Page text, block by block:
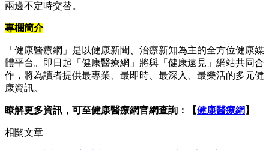
兩邊不定時交替。
專欄簡介
「健康醫療網」是以健康新聞、治療新知為主的全方位健康媒
體平台。即日起「健康醫療網」將與「健康遠見」網站共同合
作，將為讀者提供最專業、最即時、最深入、最樂活的多元健
康資訊。
瞭解更多資訊，可至健康醫療網官網查詢：【健康醫療網 】
相關文章